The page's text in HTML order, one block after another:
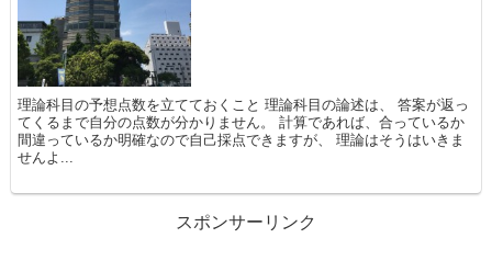
理論科目の予想点数を立てておくこと 理論科目の論述は、 答案が返っ
てくるまで自分の点数が分かりません。 計算であれば、合っているか
間違っているか明確なので自己採点できますが、 理論はそうはいきま
せんよ...
スポンサーリンク